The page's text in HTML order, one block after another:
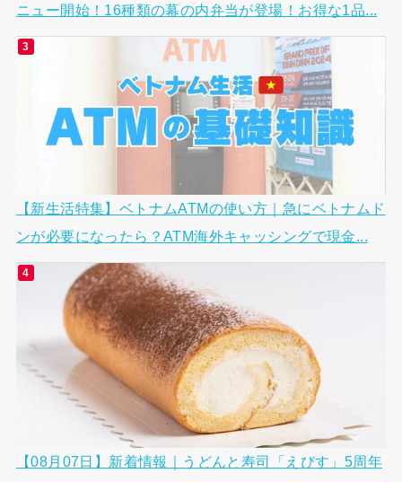
ニュー開始！16種類の幕の内弁当が登場！お得な1品...
【新生活特集】ベトナムATMの使い方｜急にベトナムド
ンが必要になったら？ATM海外キャッシングで現金...
【08月07日】新着情報｜うどんと寿司「えびす」5周年